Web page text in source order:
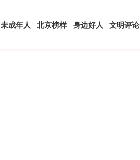
未成年人 北京榜样 身边好人 文明评论